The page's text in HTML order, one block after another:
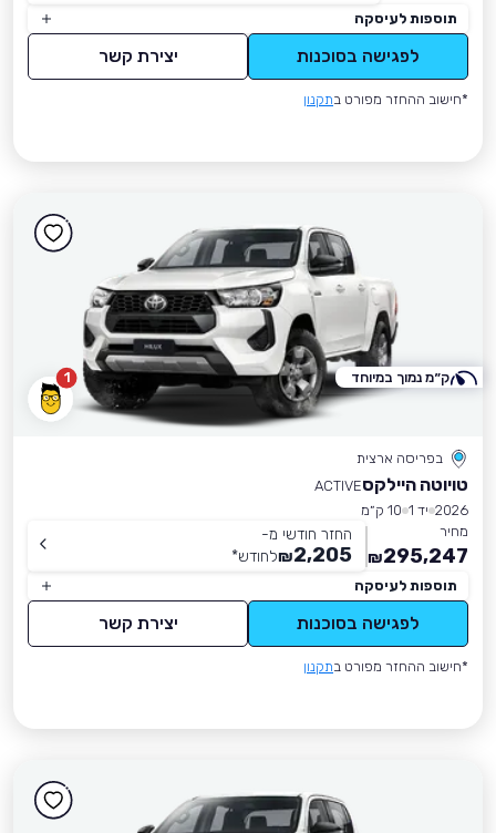
תוספות לעיסקה
לפגישה בסוכנות יצירת קשר
*חישוב ההחזר מפורט בתקנון
1
בפריסה ארצית
טויוטה היילקסACTIVE
2026 יד 1
10 ק״מ
מחיר
295,247
₪
החזר חודשי מ-
2,205
₪לחודש*
תוספות לעיסקה
לפגישה בסוכנות יצירת קשר
*חישוב ההחזר מפורט בתקנון
ק״מ נמוך במיוחד